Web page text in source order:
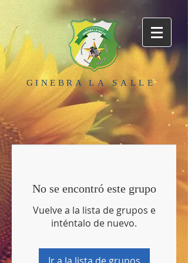
LA SALLE
GINEBRA
No se encontró este grupo
Vuelve a la lista de grupos e
inténtalo de nuevo.
Ir a la lista de grupos